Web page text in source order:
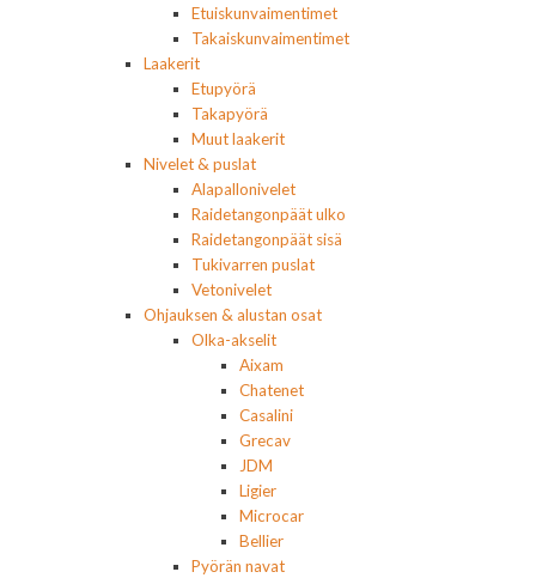
Etuiskunvaimentimet
Takaiskunvaimentimet
Laakerit
Etupyörä
Takapyörä
Muut laakerit
Nivelet & puslat
Alapallonivelet
Raidetangonpäät ulko
Raidetangonpäät sisä
Tukivarren puslat
Vetonivelet
Ohjauksen & alustan osat
Olka-akselit
Aixam
Chatenet
Casalini
Grecav
JDM
Ligier
Microcar
Bellier
Pyörän navat